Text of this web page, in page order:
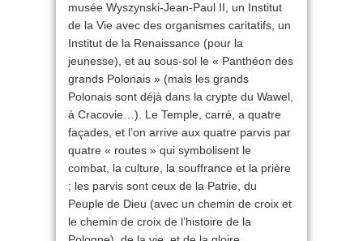
musée Wyszynski-Jean-Paul II, un Institut
de la Vie avec des organismes caritatifs, un
Institut de la Renaissance (pour la
jeunesse), et au sous-sol le « Panthéon des
grands Polonais » (mais les grands
Polonais sont déjà dans la crypte du Wawel,
à Cracovie…). Le Temple, carré, a quatre
façades, et l’on arrive aux quatre parvis par
quatre « routes » qui symbolisent le
combat, la culture, la souffrance et la prière
; les parvis sont ceux de la Patrie, du
Peuple de Dieu (avec un chemin de croix et
le chemin de croix de l’histoire de la